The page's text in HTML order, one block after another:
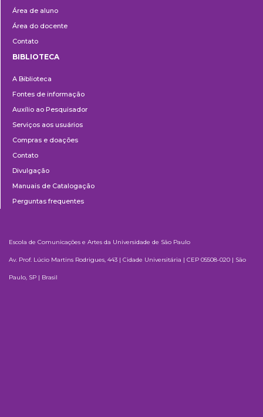
Área de aluno
Área do docente
Contato
BIBLIOTECA
A Biblioteca
Fontes de informação
Auxílio ao Pesquisador
Serviços aos usuários
Compras e doações
Contato
Divulgação
Manuais de Catalogação
Perguntas frequentes
Escola de Comunicações e Artes da Universidade de São Paulo
Av. Prof. Lúcio Martins Rodrigues, 443 | Cidade Universitária | CEP 05508-020 | São
Paulo, SP | Brasil